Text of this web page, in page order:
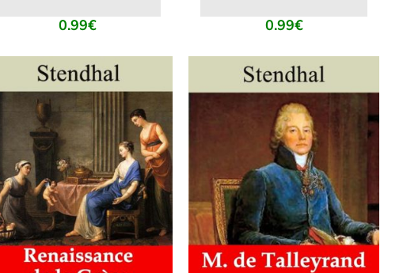
0.99€ 0.99€
AJOUTER AU PANIER
/
DÉTAILS
AJOUTER AU PANIER
DÉTAILS